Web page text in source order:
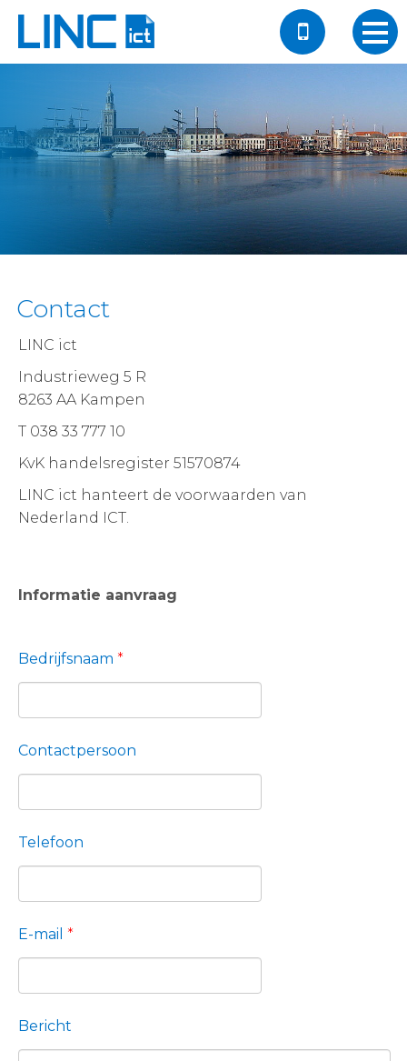
Contact
LINC ict
Industrieweg 5 R
8263 AA Kampen
T 038 33 777 10
KvK handelsregister 51570874
LINC ict hanteert de voorwaarden van
Nederland ICT.
Informatie aanvraag
Bedrijfsnaam *
Contactpersoon
Telefoon
E-mail *
Bericht